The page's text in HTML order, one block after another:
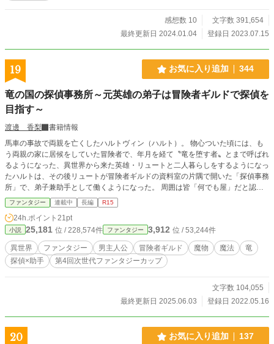
感想数 10
文字数 391,654
最終更新日 2024.01.04
登録日 2023.07.15
19 お気に入り追加 344
竜の国の探偵事務所～元英雄の弟子は冒険者ギルドで探偵を
目指す～
渡邊 香梨
書籍情報
馬車の事故で両親を亡くしたハルトヴィン（ハルト）。 物心ついた頃には、も
う両親の家に居候をしていた冒険者で、年月を経て〝竜を堕す者〟とまで呼ばれ
るようになった、異世界から来た英雄・リュートと二人暮らしをするようになっ
たハルトは、その後リュートが冒険者ギルドの資料室の片隅で開いた「探偵事務
所」で、弟子兼助手として働くようになった。 周囲は皆「何でも屋」だと認識
をしている中で、異世界で暮らしていた頃から探偵と言う職業に憧れがあったと
言うリュートは、頑なに「探偵事務所」を主張している。 ハルトが成人して独
り立ちをするまではと、リュートは魔物退治や素材集めは冒険者たちに任せて、
主に彼らの間で起きるトラブルや、周囲に住まう貴族間の争いごとの仲裁なども
行うようになったのだ。 さて本日「何でも屋リュート」もとい「リュート探偵
事務所」に舞い込んだ依頼は――。 【Case1:狙われた竜の卵】 【Case2:姫と雇
われの騎士（ナイト）】 【Case3:冒険者ギルドロマンス詐欺事件】 中編×３本
一部改稿しました】 応援宜しくお願いします！m(_ _)m
ファンタジー 連載中 長編 R15
24h.ポイント 21pt
小説 25,181 位 / 228,574件 ファンタジー 3,912 位 / 53,244件
異世界 ファンタジー 男主人公 冒険者ギルド 魔物 魔法
竜
探偵×助手
第4回次世代ファンタジーカップ
文字数 104,055
最終更新日 2025.06.03
登録日 2022.05.16
20 お気に入り追加 137